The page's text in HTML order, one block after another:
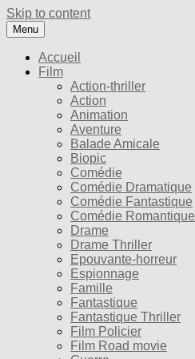
Skip to content
Menu
Accueil
Film
Action-thriller
Action
Animation
Aventure
Balade Amicale
Biopic
Comédie
Comédie Dramatique
Comédie Fantastique
Comédie Romantique
Drame
Drame Thriller
Epouvante-horreur
Espionnage
Famille
Fantastique
Fantastique Thriller
Film Policier
Film Road movie